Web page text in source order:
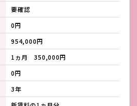
要確認
0円
954,000円
1ヵ月 350,000円
0円
3年